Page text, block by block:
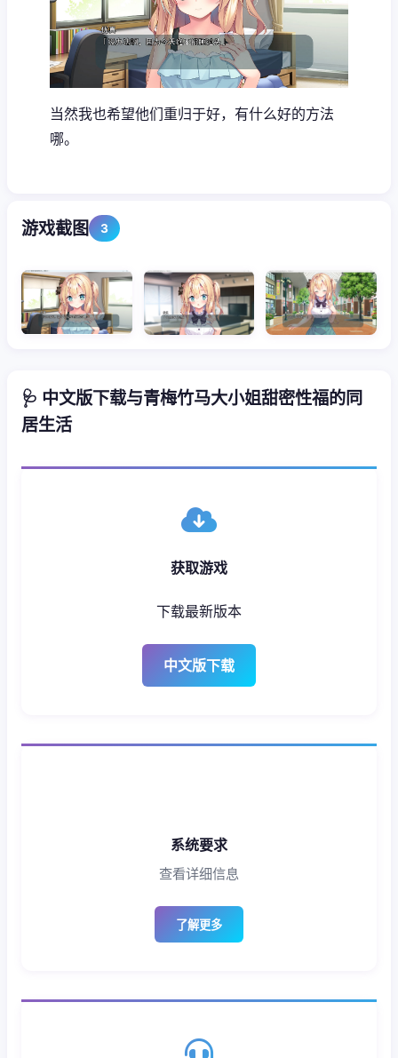
当然我也希望他们重归于好，有什么好的方法
哪。
游戏截图 3
🩺 中文版下载与青梅竹马大小姐甜密性福的同
居生活
获取游戏
下载最新版本
中文版下载
系统要求
查看详细信息
了解更多